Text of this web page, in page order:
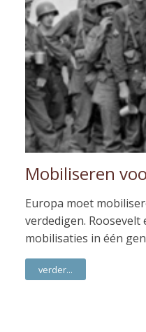
Mobiliseren
Europa moet
verdedigen.
mobilisaties in één
verder...